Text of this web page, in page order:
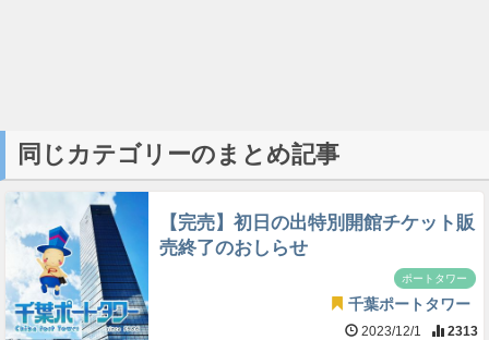
同じカテゴリーのまとめ記事
【完売】初日の出特別開館チケット販
売終了のおしらせ
ポートタワー
千葉ポートタワー
2023/12/1 2313